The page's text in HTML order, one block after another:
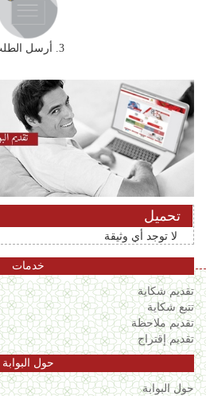
3. أرسل الطلب
تحميل
لا توجد أي وثيقة
خدمات
تقديم شكاية
تتبع شكاية
تقديم ملاحظة
تقديم إقتراح
حول البوابة
حول البوابة